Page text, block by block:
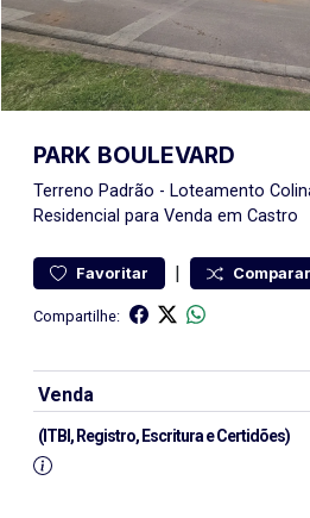
PARK BOULEVARD
Terreno Padrão - Loteamento
Residencial para Venda em Castro
Favoritar | Comparar
Compartilhe:
Venda
(ITBI, Registro, Escritura e Certidões)